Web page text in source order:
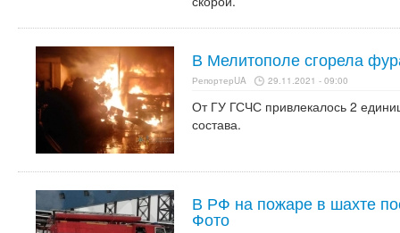
В Мелитополе сгорела
РепортерUA 29.11.2021 - 09:00
От ГУ ГСЧС привлекалось 2
состава.
В РФ на пожаре в шахте
Фото